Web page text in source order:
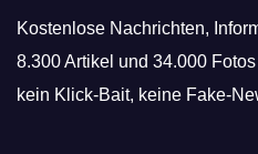
Kostenlose Nachrichten,
8.300 Artikel und 34.000
kein Klick-Bait, keine Fake-